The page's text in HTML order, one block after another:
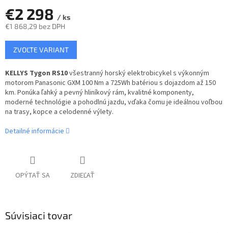
O
€2 298 / ks
€1 868,29 bez DPH
Jednotková
cena:
ZVOĽTE VARIANT
KELLYS Tygon RS10všestranný horský elektrobicykel s výkonným
motorom Panasonic GXM 100 Nm a 725Wh batériou s dojazdom až 150
km. Ponúka ľahký a pevný hliníkový rám, kvalitné komponenty,
moderné technológie a pohodlnú jazdu, vďaka čomu je ideálnou voľbou
na trasy, kopce a celodenné výlety.
Detailné informácie
OPÝTAŤ SA ZDIEĽAŤ
Súvisiaci tovar